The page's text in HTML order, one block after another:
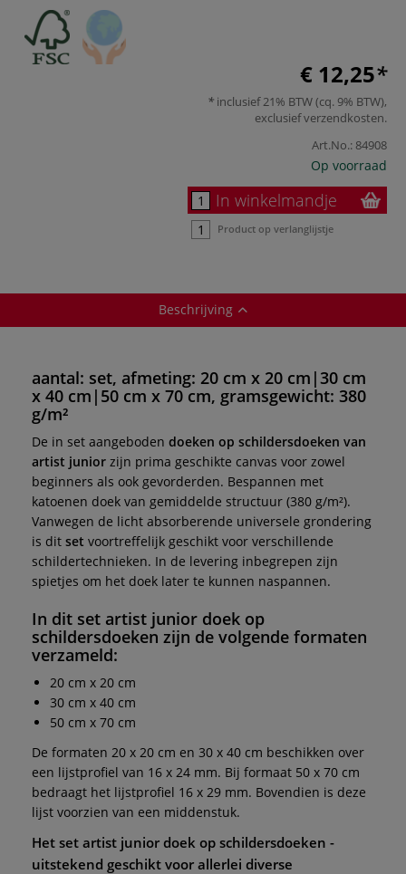
€ 12,25
inclusief 21% BTW (cq. 9% BTW),
exclusiefverzendkosten.
Art.No.: 84908
Op voorraad
In winkelmandje
Product op verlanglijstje
Beschrijving
aantal: set, afmeting: 20 cm x 20 cm|30 cm
x 40 cm|50 cm x 70 cm, gramsgewicht: 380
g/m²
De in set aangeboden doeken op schildersdoeken van
artist junior zijn prima geschikte canvas voor zowel
beginners als ook gevorderden. Bespannen met
katoenen doek van gemiddelde structuur (380 g/m²).
Vanwegen de licht absorberende universele grondering
is dit set voortreffelijk geschikt voor verschillende
schildertechnieken. In de levering inbegrepen zijn
spietjes om het doek later te kunnen naspannen.
In dit set artist junior doek op
schildersdoeken zijn de volgende formaten
verzameld:
20 cm x 20 cm
30 cm x 40 cm
50 cm x 70 cm
De formaten 20 x 20 cm en 30 x 40 cm beschikken over
een lijstprofiel van 16 x 24 mm. Bij formaat 50 x 70 cm
bedraagt het lijstprofiel 16 x 29 mm. Bovendien is deze
lijst voorzien van een middenstuk.
Het set artist junior doek op schildersdoeken -
uitstekend geschikt voor allerlei diverse